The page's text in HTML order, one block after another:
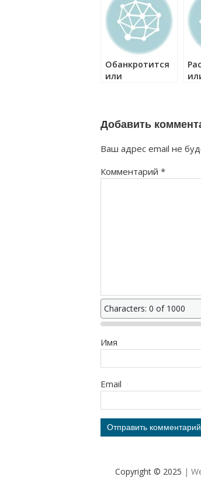
Обанкротится
или
Добавить
Ваш адрес email не
Комментарий *
Characters: 0 of 1000
Имя
Email
Copyright © 2025 |